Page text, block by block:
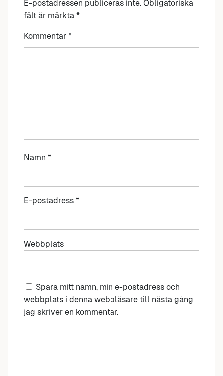
E-postadressen publiceras inte. Obligatoriska
fält är märkta *
Kommentar *
Namn *
E-postadress *
Webbplats
Spara mitt namn, min e-postadress och
webbplats i denna webbläsare till nästa gång
jag skriver en kommentar.